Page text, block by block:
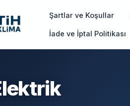
Şartlar ve Koşullar
İade ve İptal Politikası